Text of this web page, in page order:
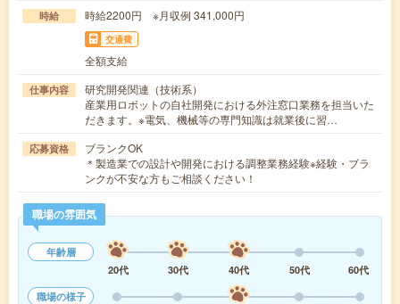
時給 時給2200円 ※月収例 341,000円
交通費
全額支給
仕事内容
研究開発関連（技術系）
産業用ロボットの自社開発における外注窓口業務を担当いた
だきます。※電気、機械等の専門知識は就業後に習…
応募資格
ブランクOK
＊製造業での設計や開発における調整業務経験※経験・ブラ
ンクが不安な方もご相談ください！
職場の雰囲気
年齢層
20代
30代 40代 50代
60代
職場の様子